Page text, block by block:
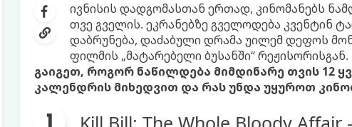
ივნისის დადგომასთან ერთად, კინომანებს
თვე გველის. ეკრანებზე გველოდება კვენტინ
დაბრუნება, დაძაბული დრამა უილემ დეფოს
ფილმის „მატარებელი ბუსანში“ რეჟისორისგან.
გაიგეთ, როგორ ნაწილდება მიმდინარე თვის 12
კალენდრის მიხედვით და რას უნდა უყუროთ